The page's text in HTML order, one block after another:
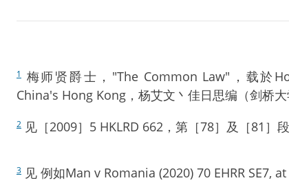
1
梅师贤爵士，"The Common Law"，载於
China's Hong Kong，杨艾文丶佳日思编（剑桥大
2 见［2009］5 HKLRD 662，第［78］及［81］段
3 见 例如Man v Romania (2020) 70 EHRR SE7,